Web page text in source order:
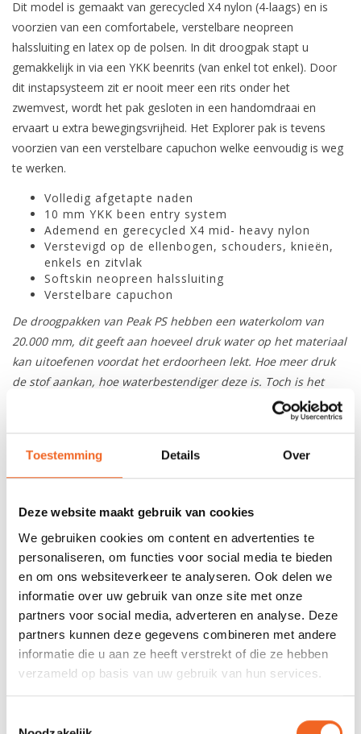
Toestemming Details Over
Deze website maakt gebruik van cookies
We gebruiken cookies om content en advertenties te
personaliseren, om functies voor social media te bieden
en om ons websiteverkeer te analyseren. Ook delen we
informatie over uw gebruik van onze site met onze
partners voor social media, adverteren en analyse. Deze
partners kunnen deze gegevens combineren met andere
informatie die u aan ze heeft verstrekt of die ze hebben
verzameld op basis van uw gebruik van hun services.
Dit model is gemaakt van gerecycled X4 nylon (4-laags) en is
voorzien van een comfortabele, verstelbare neopreen
halssluiting en latex op de polsen. In dit droogpak stapt u
gemakkelijk in via een YKK beenrits (van enkel tot enkel). Door
dit instapsysteem zit er nooit meer een rits onder het
zwemvest, wordt het pak gesloten in een handomdraai en
ervaart u extra bewegingsvrijheid. Het Explorer pak is tevens
voorzien van een verstelbare capuchon welke eenvoudig is weg
te werken.
Volledig afgetapte naden
10 mm YKK been entry system
Ademend en gerecycled X4 mid- heavy nylon
Verstevigd op de ellenbogen, schouders, knieën,
enkels en zitvlak
Softskin neopreen halssluiting
Verstelbare capuchon
De droogpakken van Peak PS hebben een waterkolom van
20.000 mm, dit geeft aan hoeveel druk water op het materiaal
kan uitoefenen voordat het erdoorheen lekt. Hoe meer druk
de stof aankan, hoe waterbestendiger deze is. Toch is het
goed om te weten dat bij continue frictie, bijvoorbeeld bij
continu contact tussen het zitvlak en de zitting van de kajak,
Materiaal:
X4 laags Heavy Duty
Gerecycled Nylon
Afsluiting hals: Superstretch Bioprene
Afsluiting pols:
Latex + neopreen velcro
verstelbaar
Capuchon: Ja